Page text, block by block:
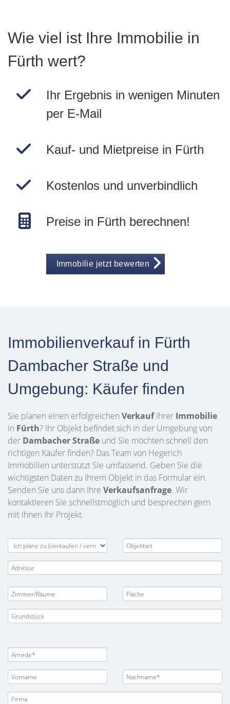
Wie viel ist Ihre Immobilie in
Fürth wert?
Ihr Ergebnis in wenigen Minuten
per E-Mail
Kauf- und Mietpreise in Fürth
Kostenlos und unverbindlich
Preise in Fürth berechnen!
Immobilie jetzt bewerten
Immobilienverkauf in Fürth
Dambacher Straße und
Umgebung: Käufer finden
Sie planen einen erfolgreichen VerkaufIhrer Immobilie
in Fürth? Ihr Objekt befindet sich in der Umgebung von
der Dambacher Straße und Sie möchten schnell den
richtigen Käufer finden? Das Team von Hegerich
Immobilien unterstützt Sie umfassend. Geben Sie die
wichtigsten Daten zu Ihrem Objekt in das Formular ein.
Senden Sie uns dann Ihre Verkaufsanfrage. Wir
kontaktieren Sie schnellstmöglich und besprechen gern
mit Ihnen Ihr Projekt.